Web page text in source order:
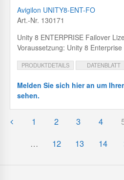
Avigilon UNITY8-ENT-FO
Art.-Nr. 130171
Unity 8 ENTERPRISE Failover
Voraussetzung: Unity 8
PRODUKTDETAILS DATENBLATT
Melden Sie sich hier an um
sehen.
1 2 3 4
…
12 13 14